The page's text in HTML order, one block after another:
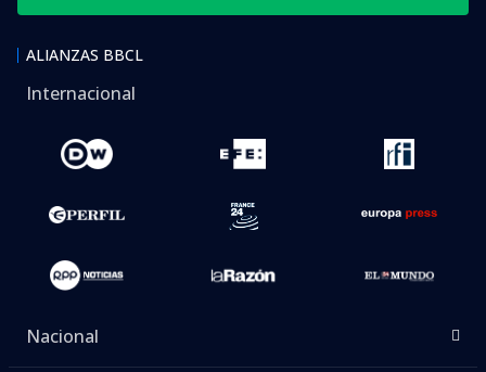
ALIANZAS BBCL
Internacional
Nacional